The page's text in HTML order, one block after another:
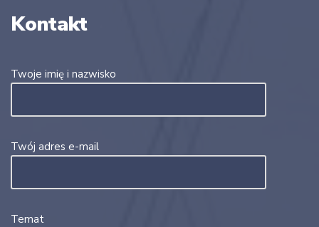
Kontakt
Twoje imię i nazwisko
Twój adres e-mail
Temat